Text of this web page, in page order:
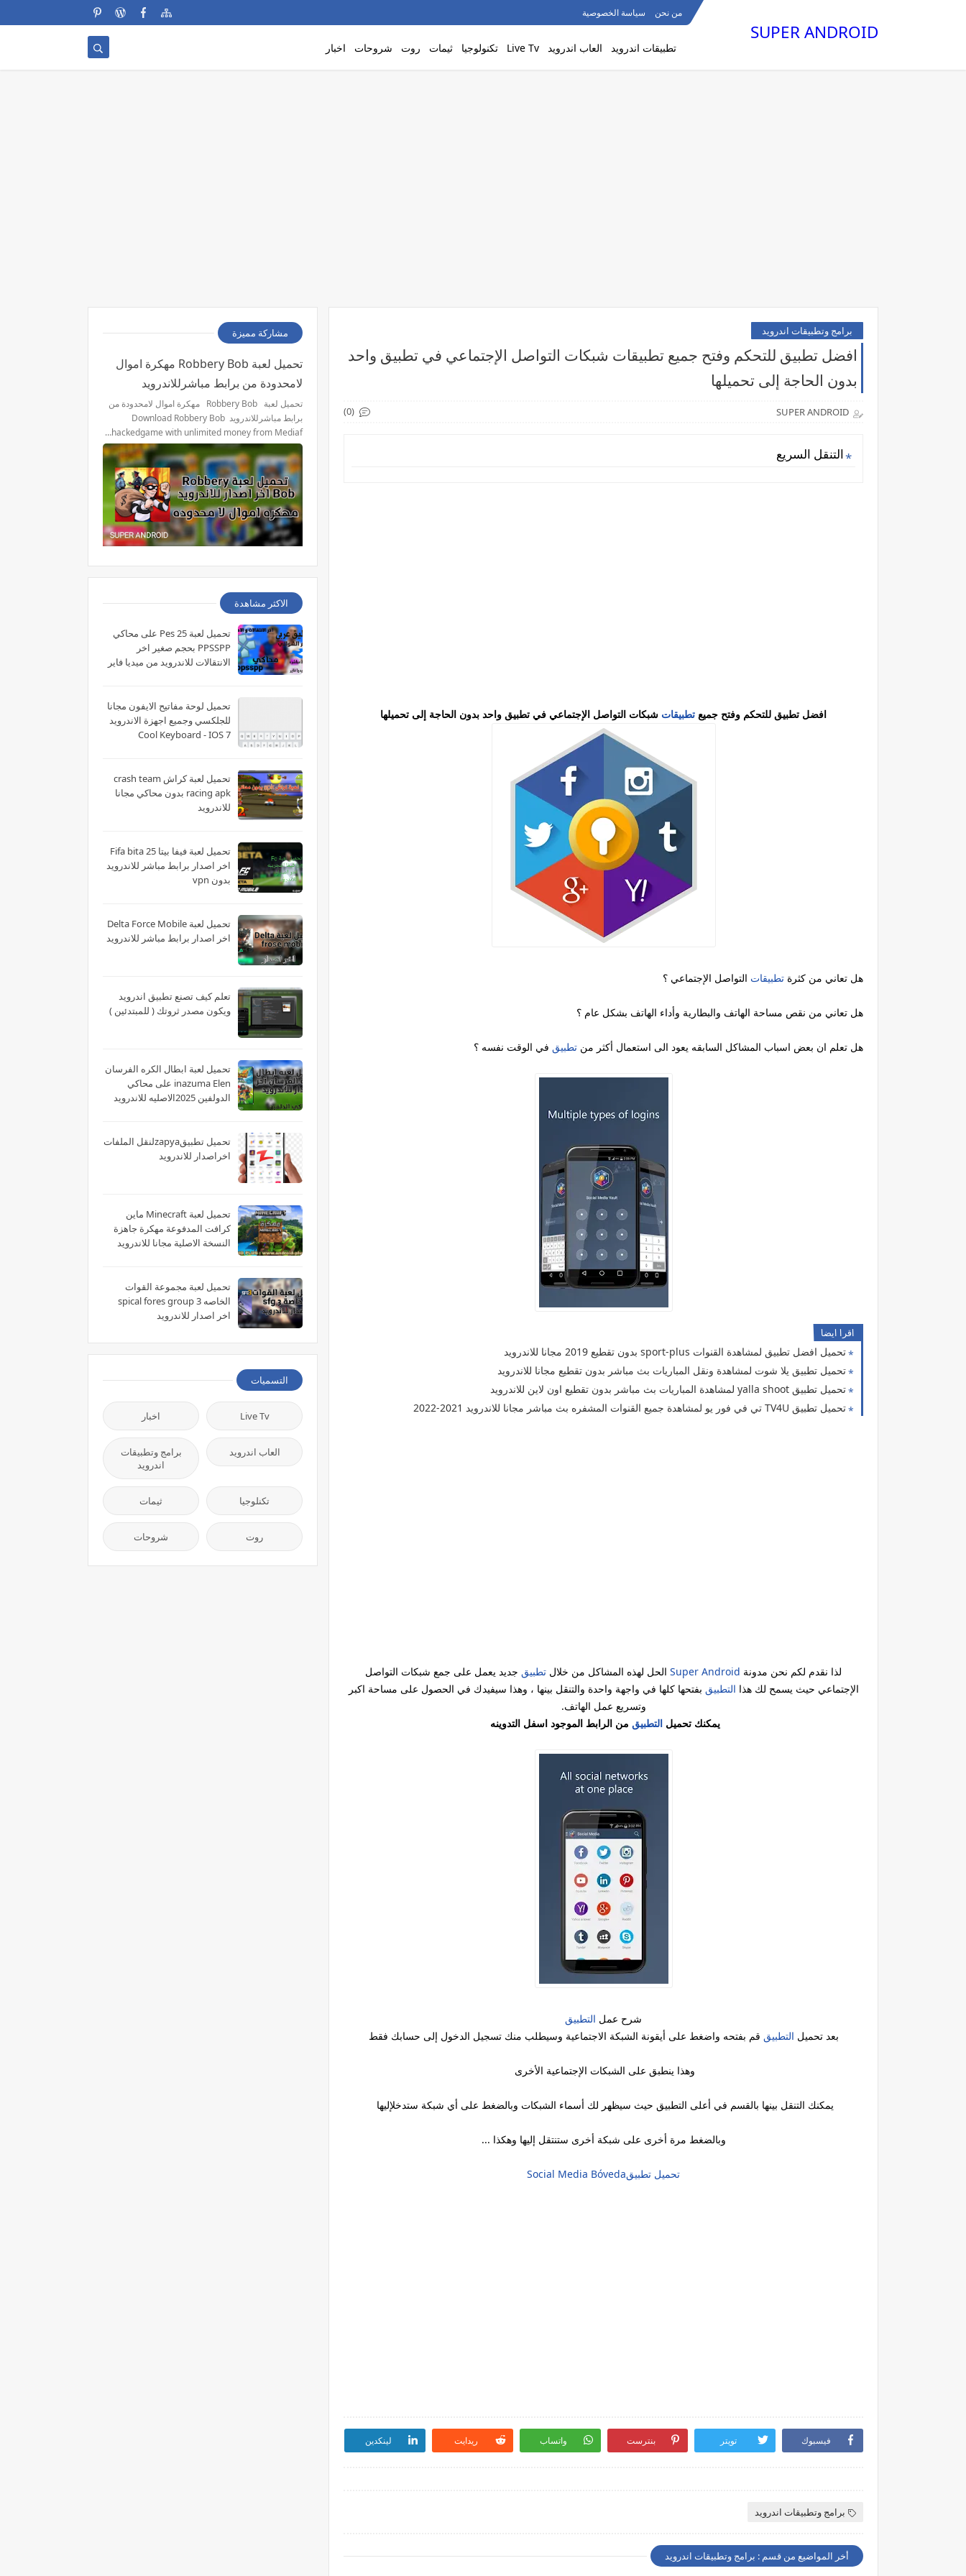
من نحن سياسة الخصوصية
SUPER ANDROID
تطبيقات اندرويد العاب اندرويد Live Tv تكنولوجيا ثيمات روت شروحات اخبار
برامج وتطبيقات اندرويد
افضل تطبيق للتحكم وفتح جميع تطبيقات شبكات التواصل الإجتماعي في تطبيق واحد
بدون الحاجة إلى تحميلها
SUPER ANDROID
(0)
التنقل السريع
افضل تطبيق للتحكم وفتح جميع تطبيقات شبكات التواصل الإجتماعي في تطبيق واحد بدون الحاجة إلى تحميلها
هل تعاني من كثرة تطبيقات التواصل الإجتماعي ؟
هل تعاني من نقص مساحة الهاتف والبطارية وأداء الهاتف بشكل عام ؟
هل تعلم ان بعض اسباب المشاكل السابقه يعود الى استعمال أكثر من تطبيق في الوقت نفسه ؟
اقرا ايضا
تحميل افضل تطبيق لمشاهدة القنوات sport-plus بدون تقطيع 2019 مجانا للاندرويد
تحميل تطبيق يلا شوت لمشاهدة ونقل المباريات بث مباشر بدون تقطيع مجانا للاندرويد
تحميل تطبيق yalla shoot لمشاهدة المباريات بث مباشر بدون تقطيع اون لاين للاندرويد
تحميل تطبيق TV4U تي في فور يو لمشاهدة جميع القنوات المشفره بث مباشر مجانا للاندرويد 2021-2022
لذا نقدم لكم نحن مدونة Super Android الحل لهذه المشاكل من خلال تطبيق جديد يعمل على جمع شبكات التواصل
الإجتماعي حيث يسمح لك هذا التطبيق بفتحها كلها في واجهة واحدة والتنقل بينها ، وهذا سيفيدك في الحصول على مساحة اكبر
وتسريع عمل الهاتف.
يمكنك تحميلالتطبيق من الرابط الموجود اسفل التدوينه
شرح عمل التطبيق
بعد تحميل التطبيق قم بفتحه واضغط على أيقونة الشبكة الاجتماعية وسيطلب منك تسجيل الدخول إلى حسابك فقط
وهذا ينطبق على الشبكات الإجتماعية الأخرى
يمكنك التنقل بينها بالقسم في أعلى التطبيق حيث سيظهر لك أسماء الشبكات وبالضغط على أي شبكة ستدخلإليها
وبالضغط مرة أخرى على شبكة أخرى ستنتقل إليها وهكذا ...
تحميل تطبيقSocial Media Bóveda
فيسبوك تويتر بنترست واتساب ريدايت لينكدين
برامج وتطبيقات اندرويد
أخر المواضيع من قسم : برامج وتطبيقات اندرويد
مشاركة مميزة
تحميل لعبة Robbery Bob مهكرة اموال
لامحدودة من برابط مباشرللاندرويد
تحميل لعبة Robbery Bob مهكرة اموال لامحدودة من
برابط مباشرللاندرويد Download Robbery Bob
hackedgame with unlimited money from Mediaf…
الاكثر مشاهدة
تحميل لعبة Pes 25 على محاكي
PPSSPP بحجم صغير اخر
الانتقالات للاندرويد من ميديا فاير
تحميل لوحة مفاتيح الايفون مجانا
للجلكسي وجميع اجهزة الاندرويد
Cool Keyboard - IOS 7
تحميل لعبة كراش crash team
racing apk بدون محاكي مجانا
للاندرويد
تحميل لعبة فيفا بيتا 25 Fifa bita
اخر اصدار برابط مباشر للاندرويد
بدون vpn
تحميل لعبة Delta Force Mobile
اخر اصدار برابط مباشر للاندرويد
تعلم كيف تصنع تطبيق اندرويد
ويكون مصدر ثروتك ( للمبتدئين )
تحميل لعبة ابطال الكره الفرسان
inazuma Elen على محاكي
الدولفين 2025الاصليه للاندرويد
تحميل تطبيقzapyaلنقل الملفات
اخراصدار للاندرويد
تحميل لعبة Minecraft ماين
كرافت المدفوعة مهكرة جاهزة
النسخة الاصلية مجانا للاندرويد
تحميل لعبة مجموعة القوات
الخاصه spical fores group 3
اخر اصدار للاندرويد
التسميات
Live Tv اخبار
العاب اندرويد
برامج وتطبيقات
اندرويد
تكنلوجيا ثيمات
روت شروحات